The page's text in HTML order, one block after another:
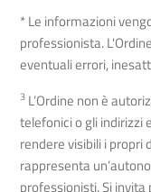
* Le informazioni
professionista.
eventuali errori,
3 L’Ordine non è
telefonici o gli indirizzi
rendere visibili i
rappresenta
professionisti. Si